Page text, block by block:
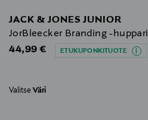
JACK & JONES JUNIOR
JorBleecker Branding -huppari
Original Price
44,99 € ETUKUPONKITUOTE
Valitse Väri